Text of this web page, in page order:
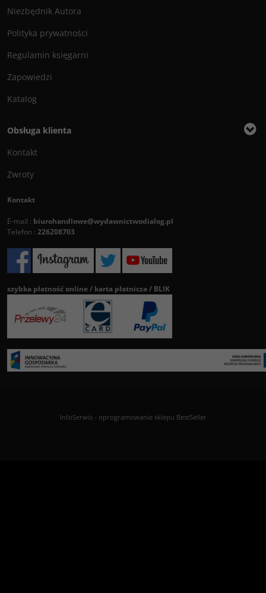
Niezbędnik Autora
Polityka prywatności
Regulamin księgarni
Zapowiedzi
Katalog
Obsługa klienta
Kontakt
Zwroty
Kontakt
E-mail : biurohandlowe@wydawnictwodialog.pl
Telefon : 226208703
szybka płatność online / karta płatnicza / BLIK
InfoSerwis- oprogramowanie sklepu BestSeller